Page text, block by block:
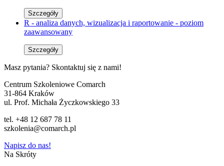
Szczegóły
R - analiza danych, wizualizacja i raportowanie - poziom
zaawansowany
Szczegóły
Masz pytania? Skontaktuj się z nami!
Centrum Szkoleniowe Comarch
31-864 Kraków
ul. Prof. Michała Życzkowskiego 33
tel. +48 12 687 78 11
szkolenia@comarch.pl
Napisz do nas!
Na Skróty